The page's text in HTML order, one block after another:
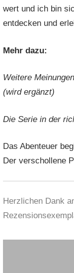
wert und ich bin
entdecken und
Mehr dazu:
Weitere
(wird ergänzt)
Die Serie in der
Das Abenteuer
Der verschollene
Herzlichen Dank